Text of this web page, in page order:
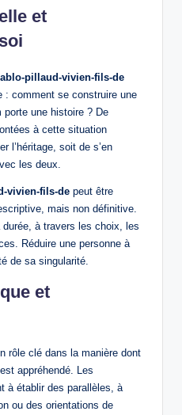
et
pillaud-vivien-fils-de
: comment se construire une
porte une histoire ? De
à cette situation
l’héritage, soit de s’en
les deux.
vivien-fils-de peut être
mais non définitive.
durée, à travers les choix, les
Réduire une personne à
de sa singularité.
et
rôle clé dans la manière dont
est appréhendé. Les
à établir des parallèles, à
ou des orientations de